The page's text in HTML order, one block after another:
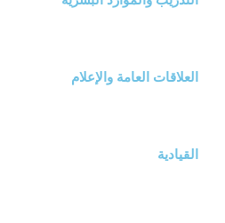
العلاقات العامة والإعلام
القيادية